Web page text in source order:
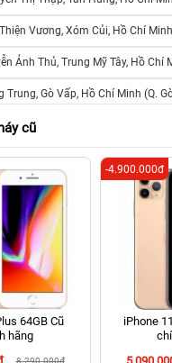
Vương, Xóm Củi, Hồ Chí
Ảnh Thủ, Trung Mỹ Tây, Hồ Chí
Trung, Gò Vấp, Hồ Chí Minh (Q.
Âu Cơ, Tân Phú, Hồ Chí Minh
Việt, Tăng Nhơn Phú, Hồ Chí
Ngân, Thủ Đức, Hồ Chí Minh
An Ninh, Dĩ An, Hồ Chí Minh
Tàu: 162A Ba Cu, Vũng Tàu, Hồ Chí
Văn Thụ, Tân Sơn Nhất, Hồ Chí
cũ
64GB Cũ
hãng
8.290.000đ
iPhone
-4.900.000đ